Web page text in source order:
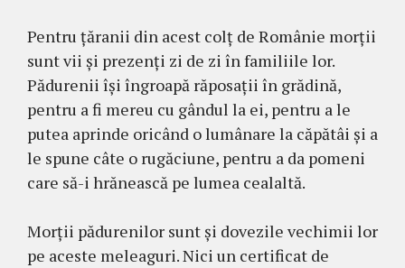
Pentru ţăranii din acest colţ de Românie morţii
sunt vii şi prezenţi zi de zi în familiile lor.
Pădurenii îşi îngroapă răposaţii în grădină,
pentru a fi mereu cu gândul la ei, pentru a le
putea aprinde oricând o lumânare la căpătâi şi a
le spune câte o rugăciune, pentru a da pomeni
care să-i hrănească pe lumea cealaltă.
Morţii pădurenilor sunt şi dovezile vechimii lor
pe aceste meleaguri. Nici un certificat de